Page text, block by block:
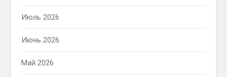
Июль 2026
Июнь 2026
Май 2026